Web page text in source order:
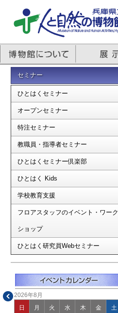
セミナー
ひとはくセミナー
オープンセミナー
特注セミナー
教職員・指導者セミナー
ひとはくセミナー倶楽部
ひとはく Kids
学校教育支援
フロアスタッフのイベント・ワーク
ショップ
ひとはく研究員Webセミナー
2026年8月
日 月 火 水 木 金 土